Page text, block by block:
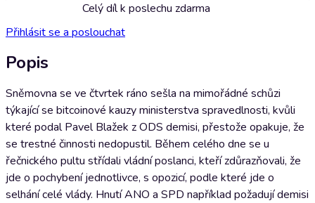
Celý díl k poslechu zdarma
Přihlásit se a poslouchat
Popis
Sněmovna se ve čtvrtek ráno sešla na mimořádné schůzi
týkající se bitcoinové kauzy ministerstva spravedlnosti, kvůli
které podal Pavel Blažek z ODS demisi, přestože opakuje, že
se trestné činnosti nedopustil. Během celého dne se u
řečnického pultu střídali vládní poslanci, kteří zdůrazňovali, že
jde o pochybení jednotlivce, s opozicí, podle které jde o
selhání celé vlády. Hnutí ANO a SPD například požadují demisi